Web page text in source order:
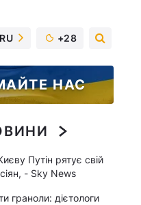
RU +28
НАС
Путін рятує свій
- Sky News
граноли: дієтологи